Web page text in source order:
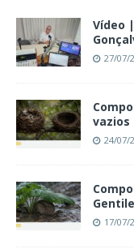
Vídeo
27/07/
vazios
24/07/
17/07/